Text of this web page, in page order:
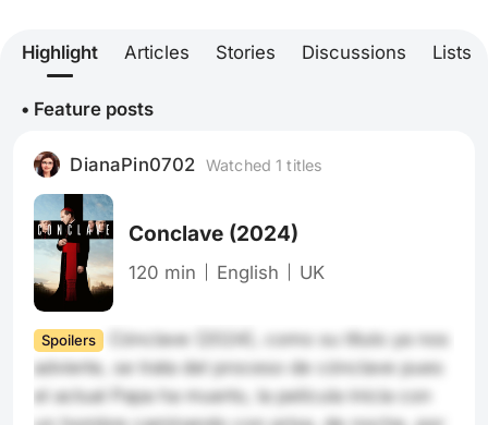
Highlight Articles Stories Discussions Lists
• Feature posts
DianaPin0702 Watched 1 titles
Conclave (2024)
120 min English UK
Spoilers
Cónclave (2024), como su título ya nos
advierte, se trata del proceso de cónclave pues
el actual Papa ha muerto, la película inicia con